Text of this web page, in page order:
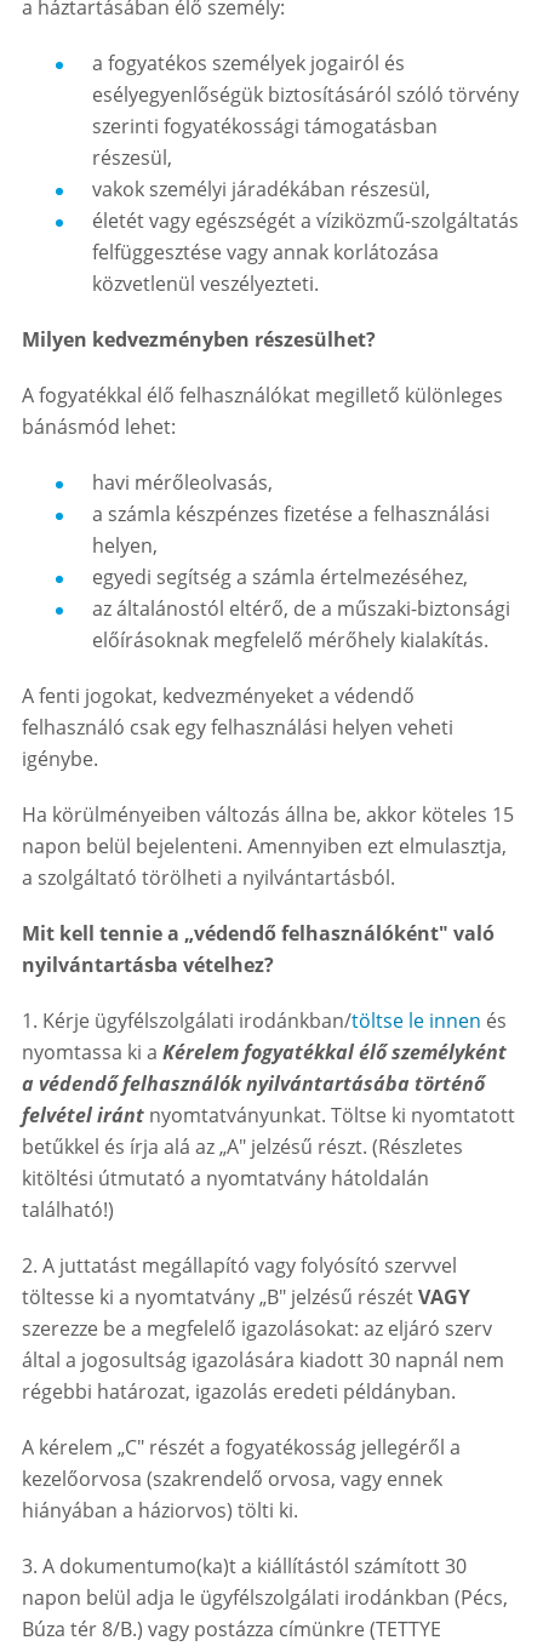
a háztartásában élő személy:
a fogyatékos személyek jogairól és
esélyegyenlőségük biztosításáról szóló törvény
szerinti fogyatékossági támogatásban
részesül,
vakok személyi járadékában részesül,
életét vagy egészségét a víziközmű-szolgáltatás
felfüggesztése vagy annak korlátozása
közvetlenül veszélyezteti.
Milyen kedvezményben részesülhet?
A fogyatékkal élő felhasználókat megillető különleges
bánásmód lehet:
havi mérőleolvasás,
a számla készpénzes fizetése a felhasználási
helyen,
egyedi segítség a számla értelmezéséhez,
az általánostól eltérő, de a műszaki-biztonsági
előírásoknak megfelelő mérőhely kialakítás.
A fenti jogokat, kedvezményeket a védendő
felhasználó csak egy felhasználási helyen veheti
igénybe.
Ha körülményeiben változás állna be, akkor köteles 15
napon belül bejelenteni. Amennyiben ezt elmulasztja,
a szolgáltató törölheti a nyilvántartásból.
Mit kell tennie a „védendő felhasználóként" való
nyilvántartásba vételhez?
1. Kérje ügyfélszolgálati irodánkban/töltse le innen és
nyomtassa ki a Kérelem fogyatékkal élő személyként
a védendő felhasználók nyilvántartásába történő
felvétel iránt nyomtatványunkat. Töltse ki nyomtatott
betűkkel és írja alá az „A" jelzésű részt. (Részletes
kitöltési útmutató a nyomtatvány hátoldalán
található!)
2. A juttatást megállapító vagy folyósító szervvel
töltesse ki a nyomtatvány „B" jelzésű részétVAGY
szerezze be a megfelelő igazolásokat: az eljáró szerv
által a jogosultság igazolására kiadott 30 napnál nem
régebbi határozat, igazolás eredeti példányban.
A kérelem „C" részét a fogyatékosság jellegéről a
kezelőorvosa (szakrendelő orvosa, vagy ennek
hiányában a háziorvos) tölti ki.
3. A dokumentumo(ka)t a kiállítástól számított 30
napon belül adja le ügyfélszolgálati irodánkban (Pécs,
Búza tér 8/B.) vagy postázza címünkre (TETTYE